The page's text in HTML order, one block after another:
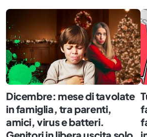
Dicembre: mese di tavolate
in famiglia, tra parenti,
amici, virus e batteri.
Genitori in libera uscita solo